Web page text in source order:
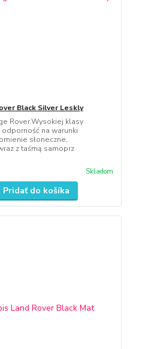
Black Silver Leskly
Rover.Wysokiej klasy
na warunki
słoneczne,
z taśmą samoprz
Skladom
Pridať do košíka